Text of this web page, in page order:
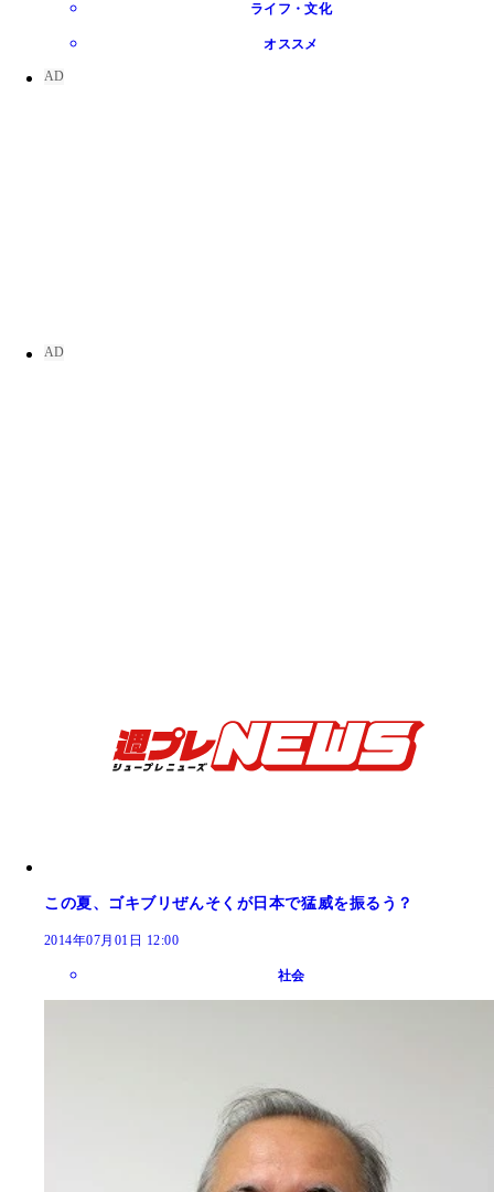
ライフ・文化
オススメ
この夏、ゴキブリぜんそくが日本で猛威を振るう？
2014年07月01日 12:00
社会